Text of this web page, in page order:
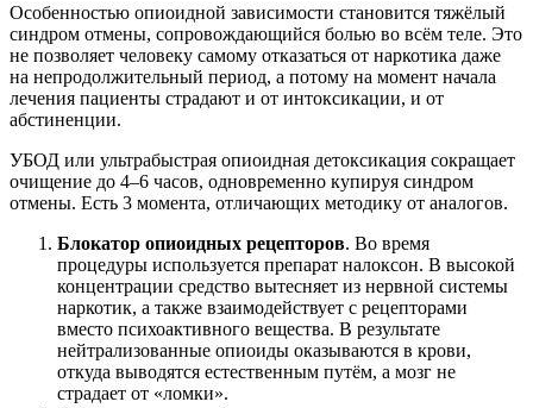
Особенностью опиоидной зависимости становится тяжёлый
синдром отмены, сопровождающийся болью во всём теле. Это
не позволяет человеку самому отказаться от наркотика даже
на непродолжительный период, а потому на момент начала
лечения пациенты страдают и от интоксикации, и от
абстиненции.
УБОД или ультрабыстрая опиоидная детоксикация сокращает
очищение до 4–6 часов, одновременно купируя синдром
отмены. Есть 3 момента, отличающих методику от аналогов.
Блокатор опиоидных рецепторов. Во время
процедуры используется препарат налоксон. В высокой
концентрации средство вытесняет из нервной системы
наркотик, а также взаимодействует с рецепторами
вместо психоактивного вещества. В результате
нейтрализованные опиоиды оказываются в крови,
откуда выводятся естественным путём, а мозг не
страдает от «ломки».